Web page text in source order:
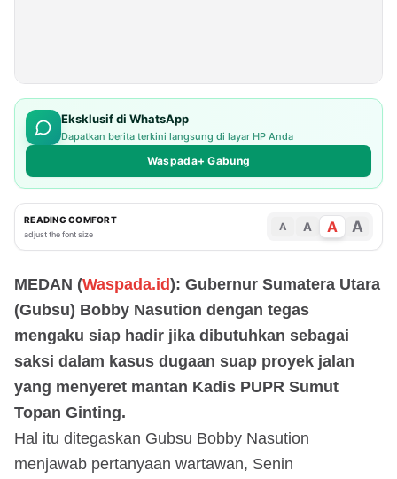
Eksklusif di WhatsApp
Dapatkan berita terkini langsung di layar HP Anda
Waspada+ Gabung
READING COMFORT
adjust the font size
A A A A
MEDAN (Waspada.id): Gubernur Sumatera Utara
(Gubsu) Bobby Nasution dengan tegas
mengaku siap hadir jika dibutuhkan sebagai
saksi dalam kasus dugaan suap proyek jalan
yang menyeret mantan Kadis PUPR Sumut
Topan Ginting.
Hal itu ditegaskan Gubsu Bobby Nasution
menjawab pertanyaan wartawan, Senin